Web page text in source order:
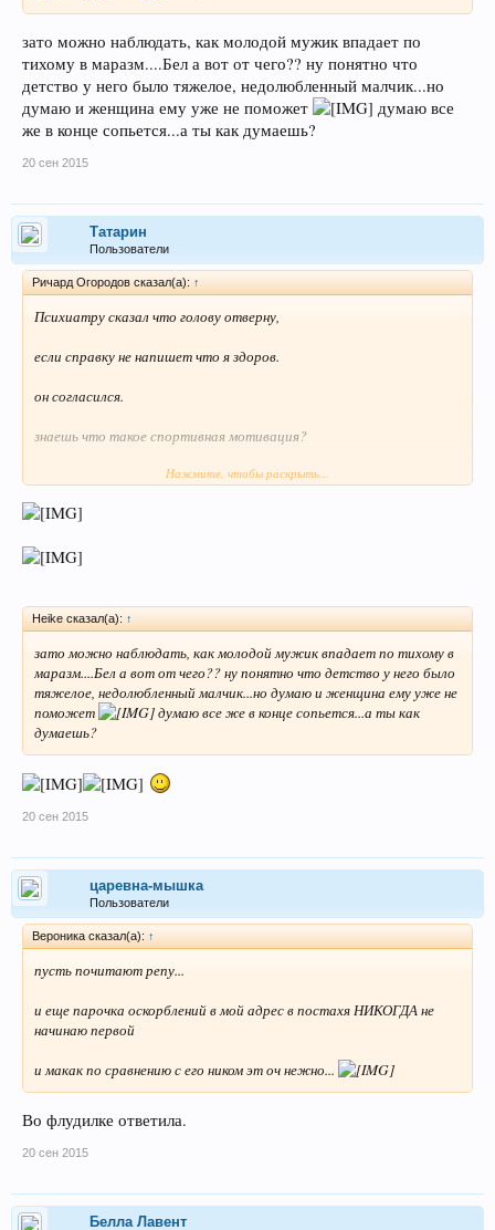
зато можно наблюдать, как молодой мужик впадает по
тихому в маразм....Бел а вот от чего?? ну понятно что
детство у него было тяжелое, недолюбленный малчик...но
думаю и женщина ему уже не поможет
думаю все
же в конце сопьется...а ты как думаешь?
20 сен 2015
Татарин
Пользователи
Ричард Огородов сказал(а): ↑
Психиатру сказал что голову отверну,
если справку не напишет что я здоров.
он согласился.
знаешь что такое спортивная мотивация?
над которой работают профессора.
она называется
это -ничего в жизни - кроме победы над врагом.
больше ничего в голове не должно быть.
Нажмите, чтобы раскрыть...
Heike сказал(а): ↑
зато можно наблюдать, как молодой мужик впадает по тихому в
маразм....Бел а вот от чего?? ну понятно что детство у него было
тяжелое, недолюбленный малчик...но думаю и женщина ему уже не
поможет
думаю все же в конце сопьется...а ты как
думаешь?
20 сен 2015
царевна-мышка
Пользователи
Веpоника сказал(а): ↑
пусть почитают репу...
и еще парочка оскорблений в мой адрес в постахя НИКОГДА не
начинаю первой
и макак по сравнению с его ником эт оч нежно...
Во флудилке ответила.
20 сен 2015
Белла Лавент